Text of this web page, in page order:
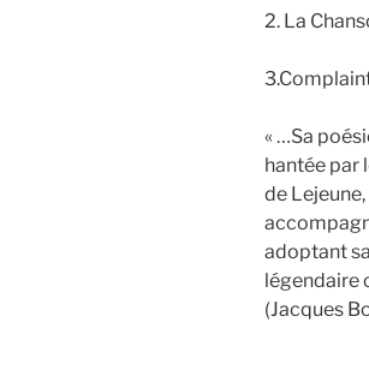
2. La
« …Sa
hantée par
de
adoptant
légendaire
(Jacques